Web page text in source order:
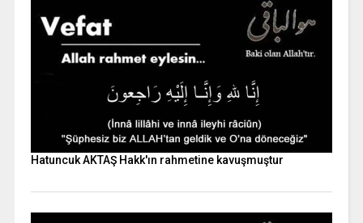
Hatuncuk AKTAŞ Hakk'ın rahmetine kavuşmuştur